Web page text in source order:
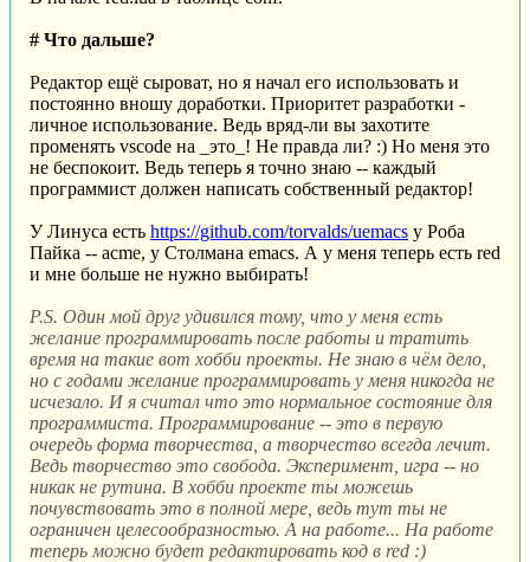
# Что дальше?
Редактор ещё сыроват, но я начал его использовать и
постоянно вношу доработки. Приоритет разработки -
личное использование. Ведь вряд-ли вы захотите
променять vscode на _это_! Не правда ли? :) Но меня это
не беспокоит. Ведь теперь я точно знаю -- каждый
программист должен написать собственный редактор!
У Линуса есть https://github.com/torvalds/uemacs у Роба
Пайка -- acme, у Столмана emacs. А у меня теперь есть red
и мне больше не нужно выбирать!
P.S. Один мой друг удивился тому, что у меня есть
желание программировать после работы и тратить
время на такие вот хобби проекты. Не знаю в чём дело,
но с годами желание программировать у меня никогда не
исчезало. И я считал что это нормальное состояние для
программиста. Программирование -- это в первую
очередь форма творчества, а творчество всегда лечит.
Ведь творчество это свобода. Эксперимент, игра -- но
никак не рутина. В хобби проекте ты можешь
почувствовать это в полной мере, ведь тут ты не
ограничен целесообразностью. А на работе... На работе
теперь можно будет редактировать код в red :)